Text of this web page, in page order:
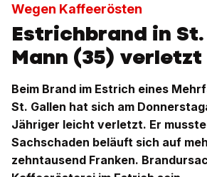
Wegen Kaffeerösten
Estrichbrand in
Mann (35) verletzt
Beim Brand im Estrich eines
St. Gallen hat sich am
Jähriger leicht verletzt. Er
Sachschaden beläuft sich auf
zehntausend Franken.